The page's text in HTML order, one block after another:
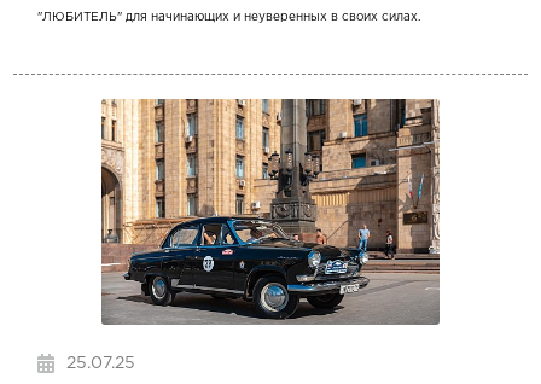
"ЛЮБИТЕЛЬ" для начинающих и неуверенных в своих силах.
25.07.25